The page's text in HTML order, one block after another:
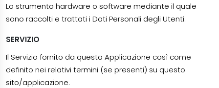
Lo strumento hardware o software mediante il quale
sono raccolti e trattati i Dati Personali degli Utenti.
SERVIZIO
Il Servizio fornito da questa Applicazione così come
definito nei relativi termini (se presenti) su questo
sito/applicazione.